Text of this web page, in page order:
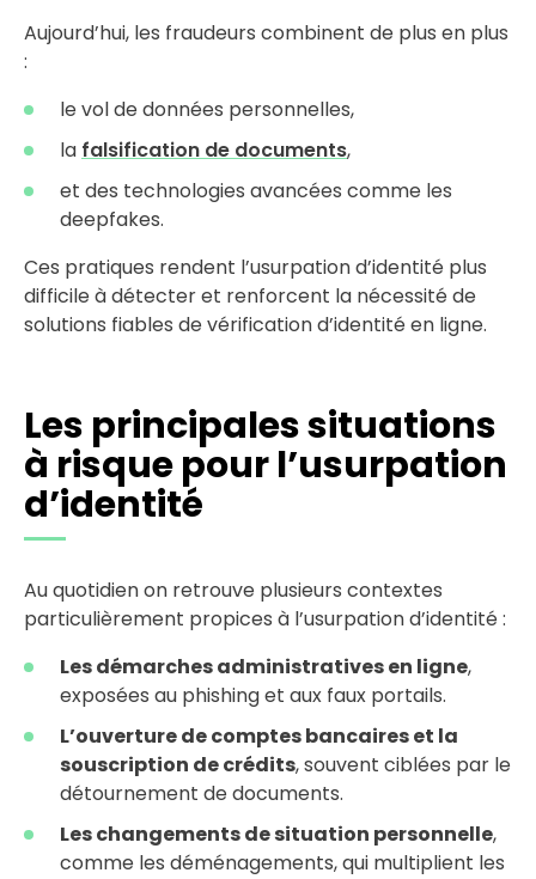
Aujourd’hui, les fraudeurs combinent de plus en plus
:
le vol de données personnelles,
la falsification de documents,
et des technologies avancées comme les
deepfakes.
Ces pratiques rendent l’usurpation d’identité plus
difficile à détecter et renforcent la nécessité de
solutions fiables de vérification d’identité en ligne.
Les principales situations
à risque pour l’usurpation
d’identité
Au quotidien on retrouve plusieurs contextes
particulièrement propices à l’usurpation d’identité :
Les démarches administratives en ligne,
exposées au phishing et aux faux portails.
L’ouverture de comptes bancaires et la
souscription de crédits, souvent ciblées par le
détournement de documents.
Les changements de situation personnelle,
comme les déménagements, qui multiplient les